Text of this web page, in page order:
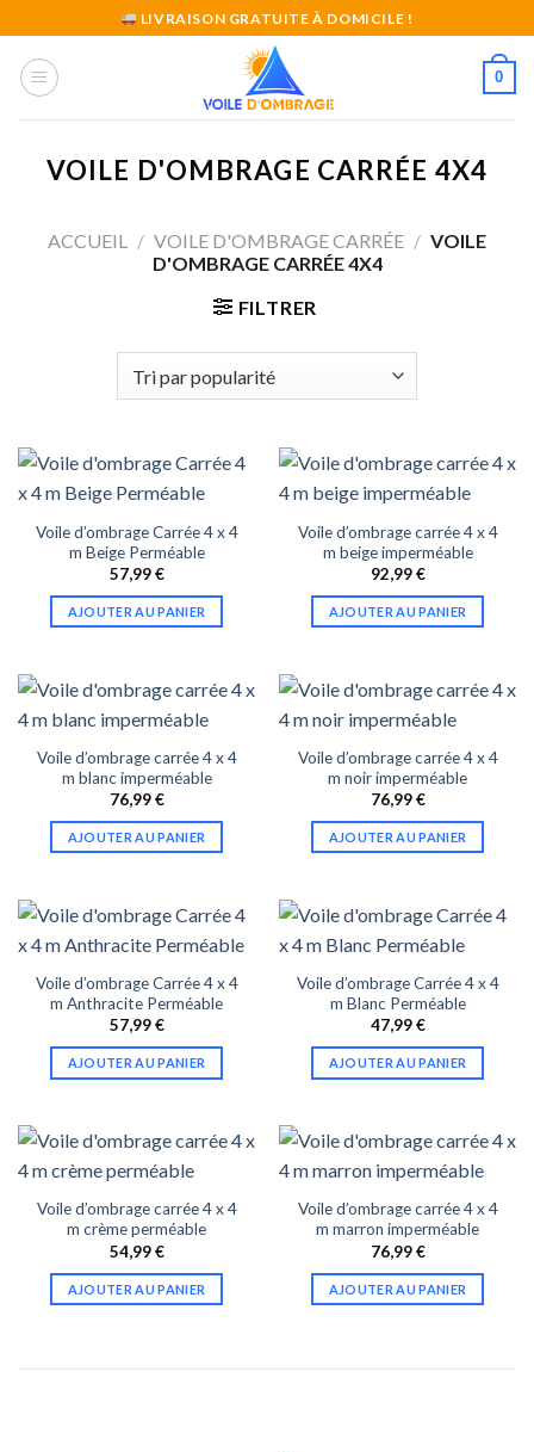
to
content
LIVRAISON GRATUITE À DOMICILE !
0
VOILE D'OMBRAGE CARRÉE 4X4
ACCUEIL / VOILE D'OMBRAGE CARRÉE / VOILE
D'OMBRAGE CARRÉE 4X4
FILTRER
Voile d’ombrage Carrée 4 x 4
m Beige Perméable
57,99€
AJOUTER AU PANIER
Voile d’ombrage carrée 4 x 4
m beige imperméable
92,99€
AJOUTER AU PANIER
Voile d’ombrage carrée 4 x 4
m blanc imperméable
76,99€
AJOUTER AU PANIER
Voile d’ombrage carrée 4 x 4
m noir imperméable
76,99€
AJOUTER AU PANIER
Voile d’ombrage Carrée 4 x 4
m Anthracite Perméable
57,99€
AJOUTER AU PANIER
Voile d’ombrage Carrée 4 x 4
m Blanc Perméable
47,99€
AJOUTER AU PANIER
Voile d’ombrage carrée 4 x 4
m crème perméable
54,99€
AJOUTER AU PANIER
Voile d’ombrage carrée 4 x 4
m marron imperméable
76,99€
AJOUTER AU PANIER